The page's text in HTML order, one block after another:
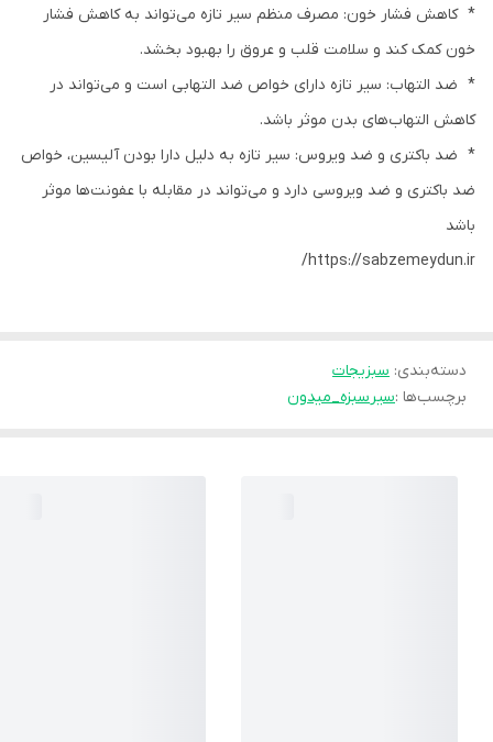
* کاهش فشار خون: مصرف منظم سیر تازه می‌تواند به کاهش فشار
خون کمک کند و سلامت قلب و عروق را بهبود بخشد.
* ضد التهاب: سیر تازه دارای خواص ضد التهابی است و می‌تواند در
کاهش التهاب‌های بدن موثر باشد.
* ضد باکتری و ضد ویروس: سیر تازه به دلیل دارا بودن آلیسین، خواص
ضد باکتری و ضد ویروسی دارد و می‌تواند در مقابله با عفونت‌ها موثر
باشد
https://sabzemeydun.ir/
دسته‌بندی: سبزیجات
برچسب‌ها :سیرسبزه_میدون